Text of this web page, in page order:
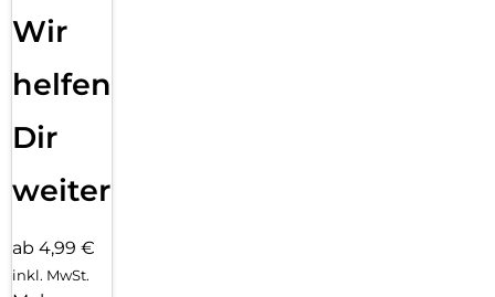
Wir
helfen
Dir
weiter
ab 4,99 €
inkl. MwSt.